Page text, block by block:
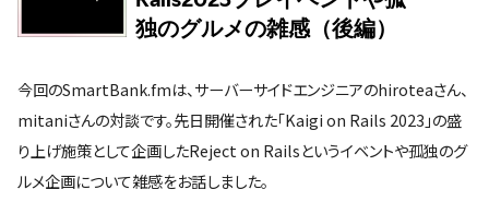
今回のSmartBank.fmは、サーバーサイドエンジニアのhiroteaさん、
mitaniさんの対談です。先日開催された「Kaigi on Rails 2023」の盛
り上げ施策として企画したReject on Railsというイベントや孤独のグ
ルメ企画について雑感をお話しました。